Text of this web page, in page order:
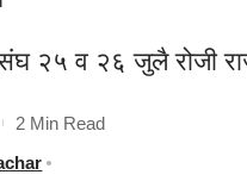
२५ व २६ जुलै रोजी
2 Min Read